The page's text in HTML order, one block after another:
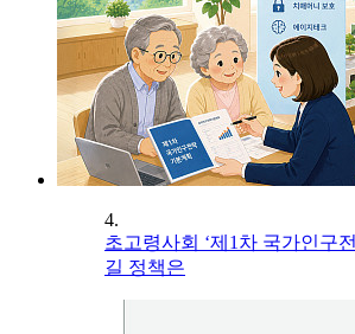
4.
초고령사회 ‘제1차 국가인구
길 정책은